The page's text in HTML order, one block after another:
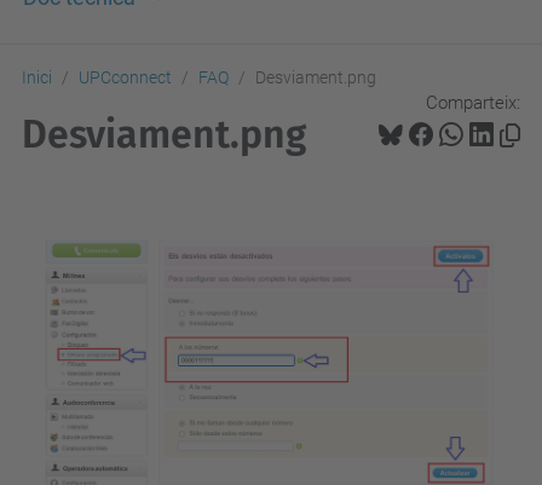
Inici UPCconnect FAQ Desviament.png
Comparteix:
Desviament.png